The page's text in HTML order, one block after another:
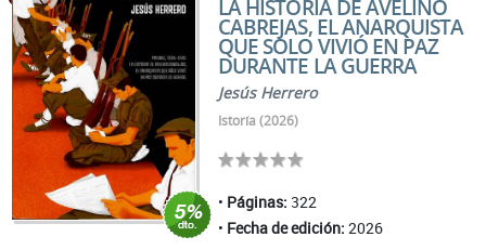
LA HISTORIA DE AVELINO
CABREJAS, EL ANARQUISTA
QUE SOLO VIVIÓ EN PAZ
DURANTE LA GUERRA
Jesús Herrero
Istoría (2026)
Páginas: 322
Fecha de edición: 2026